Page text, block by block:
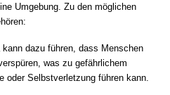
Umgebung. Zu den möglichen
dazu führen, dass Menschen
was zu gefährlichem
oder Selbstverletzung führen kann.